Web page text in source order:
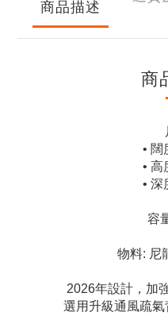
商品描述
商
• 闊
• 高
• 深
容
物料: 尼
2026年設計，加
選用升級通風疏氣